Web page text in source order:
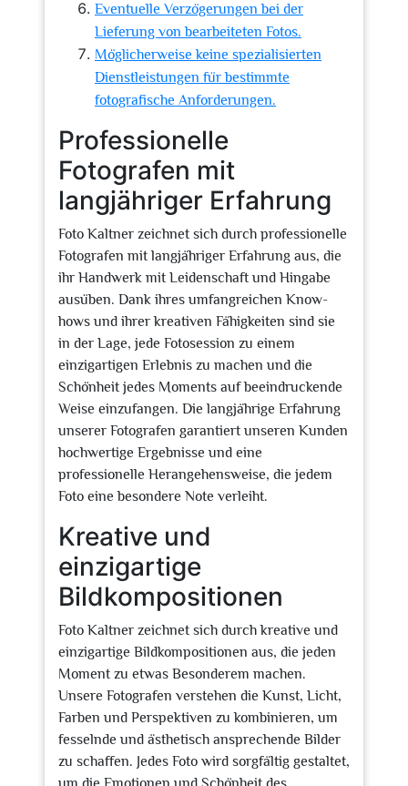
Eventuelle Verzögerungen bei der
Lieferung von bearbeiteten Fotos.
Möglicherweise keine spezialisierten
Dienstleistungen für bestimmte
fotografische Anforderungen.
Professionelle
Fotografen mit
langjähriger Erfahrung
Foto Kaltner zeichnet sich durch professionelle
Fotografen mit langjähriger Erfahrung aus, die
ihr Handwerk mit Leidenschaft und Hingabe
ausüben. Dank ihres umfangreichen Know-
hows und ihrer kreativen Fähigkeiten sind sie
in der Lage, jede Fotosession zu einem
einzigartigen Erlebnis zu machen und die
Schönheit jedes Moments auf beeindruckende
Weise einzufangen. Die langjährige Erfahrung
unserer Fotografen garantiert unseren Kunden
hochwertige Ergebnisse und eine
professionelle Herangehensweise, die jedem
Foto eine besondere Note verleiht.
Kreative und
einzigartige
Bildkompositionen
Foto Kaltner zeichnet sich durch kreative und
einzigartige Bildkompositionen aus, die jeden
Moment zu etwas Besonderem machen.
Unsere Fotografen verstehen die Kunst, Licht,
Farben und Perspektiven zu kombinieren, um
fesselnde und ästhetisch ansprechende Bilder
zu schaffen. Jedes Foto wird sorgfältig gestaltet,